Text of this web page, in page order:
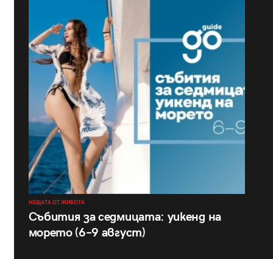
НЕЩАТА ОТ ЖИВОТА
Събития за седмицата: уикенд на
морето (6–9 август)